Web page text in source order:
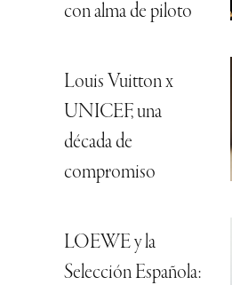
con alma de piloto
Louis Vuitton x
UNICEF, una
década de
compromiso
LOEWE y la
Selección Española: